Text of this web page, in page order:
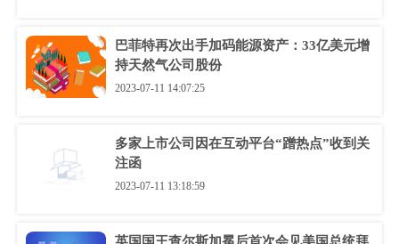
巴菲特再次出手加码能源资产：33亿美元增
持天然气公司股份
2023-07-11 14:07:25
多家上市公司因在互动平台“蹭热点”收到关
注函
2023-07-11 13:18:59